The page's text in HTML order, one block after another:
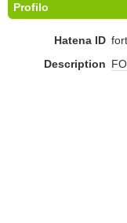
Profilo
Hatena ID
Description